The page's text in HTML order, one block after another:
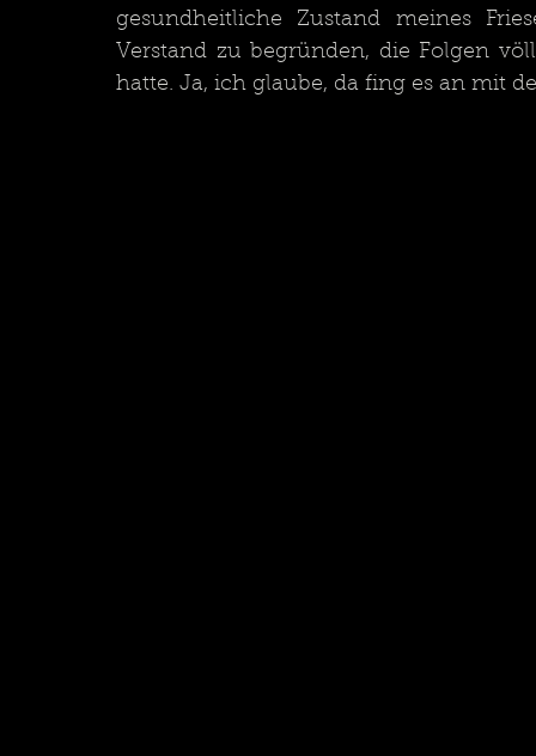
gesundheitliche Zustand meines
Verstand zu begründen, die Folgen
hatte. Ja, ich glaube, da fing es an mit